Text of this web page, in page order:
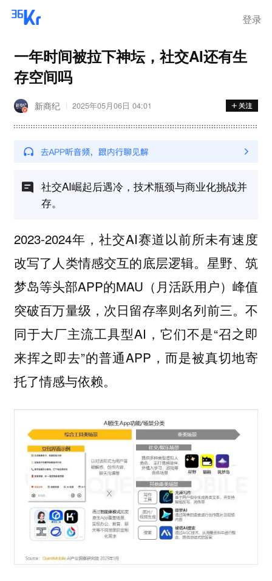
登录
一年时间被拉下神坛，社交AI还有生
存空间吗
新商纪 2025年05月06日 04:01
社交AI崛起后遇冷，技术瓶颈与商业化挑战并
存。
2023-2024年，社交AI赛道以前所未有速度
改写了人类情感交互的底层逻辑。星野、筑
梦岛等头部APP的MAU（月活跃用户）峰值
突破百万量级，次日留存率则名列前三。不
同于大厂主流工具型AI，它们不是“召之即
来挥之即去”的普通APP，而是被真切地寄
托了情感与依赖。